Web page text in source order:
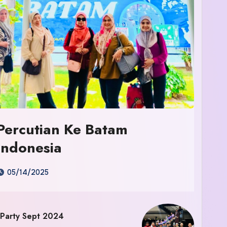
Ke Batam
05/14/2025
Sept 2024